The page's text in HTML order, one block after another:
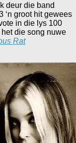
deur die band
‘n groot hit gewees
in die lys 100
die song nuwe
Rat